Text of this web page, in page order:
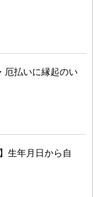
厄払いに縁起のい
生年月日から自